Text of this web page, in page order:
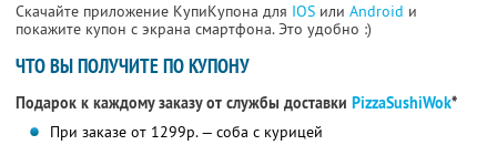
Скачайте приложение КупиКупона для IOS или Android и
покажите купон с экрана смартфона. Это удобно :)
ЧТО ВЫ ПОЛУЧИТЕ ПО КУПОНУ
Подарок к каждому заказу от службы доставки PizzaSushiWok*
При заказе от 1299р. — соба с курицей